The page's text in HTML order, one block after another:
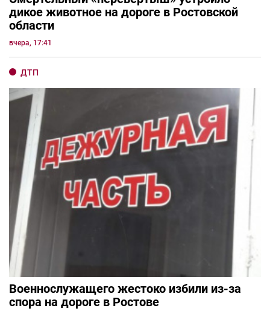
дикое животное на дороге в Ростовской
области
вчера, 17:41
ДТП
Военнослужащего жестоко избили из-за
спора на дороге в Ростове